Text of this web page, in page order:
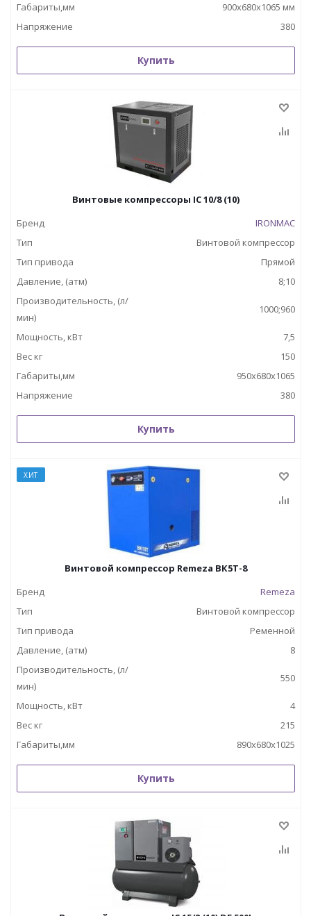
Габариты,мм
900x680x1065 мм
Напряжение
380
Купить
Винтовые компрессоры IC 10/8 (10)
Бренд
IRONMAC
Тип
Винтовой компрессор
Тип привода
Прямой
Давление, (атм)
8;10
Производительность, (л/
мин)
1000;960
Мощность, кВт
7,5
Вес кг
150
Габариты,мм
950x680x1065
Напряжение
380
Купить
ХИТ
Винтовой компрессор Remeza ВК5Т-8
Бренд
Remeza
Тип
Винтовой компрессор
Тип привода
Ременной
Давление, (атм)
8
Производительность, (л/
мин)
550
Мощность, кВт
4
Вес кг
215
Габариты,мм
890х680х1025
Купить